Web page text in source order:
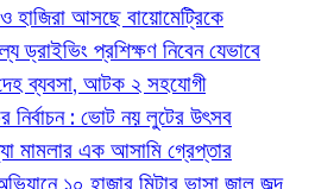
হাজিরা আসছে বায়োমেট্রিকে
ড্রাইভিং প্রশিক্ষণ নিবেন যেভাবে
দেহ ব্যবসা, আটক ২ সহযোগী
নির্বাচন : ভোট নয় লুটের উৎসব
মামলার এক আসামি গ্রেপ্তার
১০ হাজার মিটার ভাসা জাল জব্দ